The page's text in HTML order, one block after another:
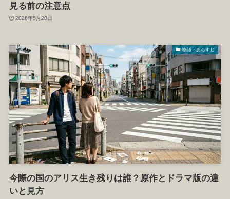
見る前の注意点
2026年5月20日
物語・あらすじ
今際の国のアリス生き残りは誰？原作とドラマ版の違
いと見方